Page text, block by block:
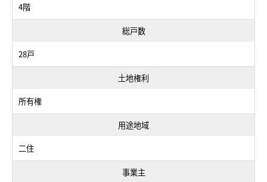
4階
総戸数
28戸
土地権利
所有権
用途地域
二住
事業主